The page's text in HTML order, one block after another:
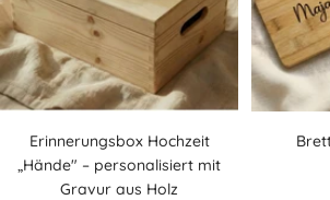
Erinnerungsbox Hochzeit
„Hände" – personalisiert mit
Gravur aus Holz